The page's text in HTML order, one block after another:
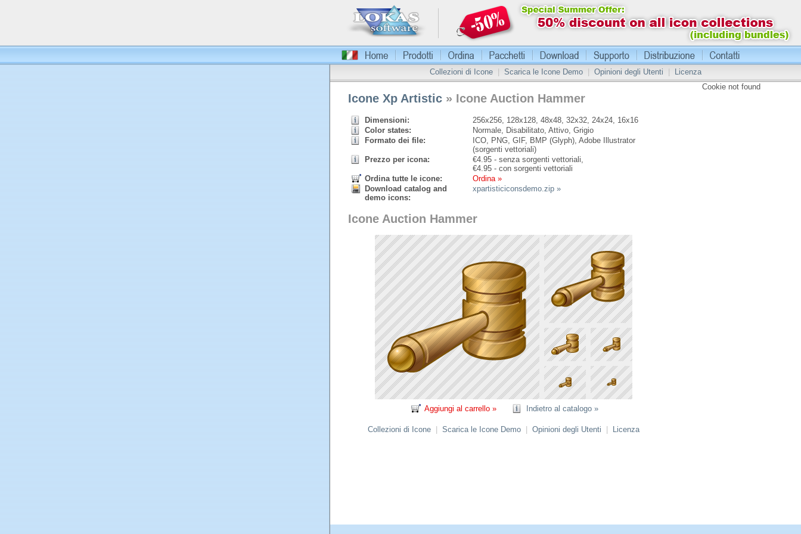
Collezioni di Icone Scarica le Icone Demo Opinioni degli Utenti Licenza
Icone Xp Artistic » Icone Auction Hammer
Dimensioni:
256x256, 128x128, 48x48, 32x32, 24x24, 16x16
Color states:
Normale, Disabilitato, Attivo, Grigio
Formato dei file:
ICO, PNG, GIF, BMP (Glyph), Adobe Illustrator
(sorgenti vettoriali)
Prezzo per icona:
€4.95 - senza sorgenti vettoriali,
€4.95 - con sorgenti vettoriali
Ordina tutte le icone:
Ordina »
Download catalog and
demo icons:
xpartisticiconsdemo.zip »
Icone Auction Hammer
Aggiungi al carrello » Indietro al catalogo »
Collezioni di Icone Scarica le Icone Demo Opinioni degli Utenti Licenza
Cookie not found